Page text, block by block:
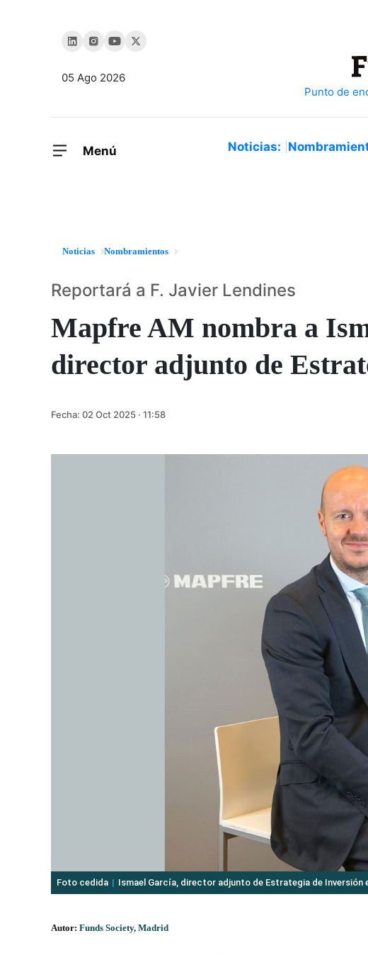
05 Ago 2026
Menú Noticias:
Noticias Nombramientos
Mapfre AM nombra a
director adjunto de
Reportará a F. Javier Lendines
Fecha: 02 Oct 2025 · 11:58
Foto cedida Ismael García, director adjunto de Estrategia de Inversión
Autor: Funds Society, Madrid